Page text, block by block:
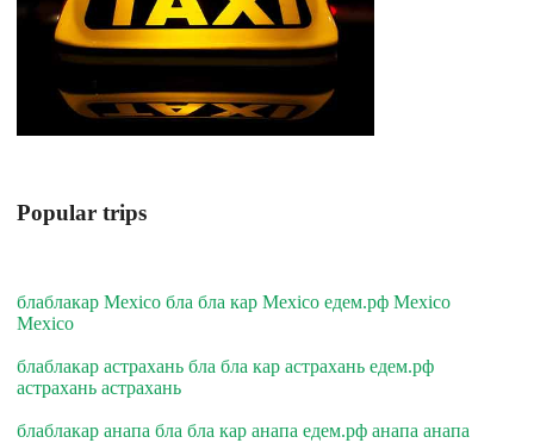
Popular trips
блаблакар Mexico бла бла кар Mexico едем.рф Mexico
Mexico
блаблакар астрахань бла бла кар астрахань едем.рф
астрахань астрахань
блаблакар анапа бла бла кар анапа едем.рф анапа анапа